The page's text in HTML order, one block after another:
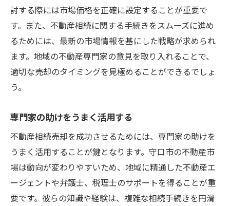
不動産売却後の人生設計をサポートする
討する際には市場価格を正確に設定することが重要で
す。また、不動産相続に関する手続きをスムーズに進め
るためには、最新の市場情報を基にした戦略が求められ
ます。地域の不動産専門家の意見を取り入れることで、
適切な売却のタイミングを見極めることができるでしょ
う。
専門家の助けをうまく活用する
不動産相続売却を成功させるためには、専門家の助けを
うまく活用することが鍵となります。守口市の不動産市
場は動向が変わりやすいため、地域に精通した不動産エ
ージェントや弁護士、税理士のサポートを得ることが重
要です。彼らの知識や経験は、複雑な相続手続きを円滑